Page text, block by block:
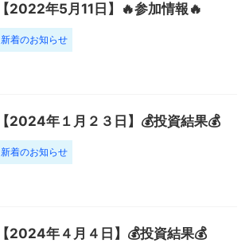
【2022年5月11日】🔥参加情報🔥
新着のお知らせ
【2024年１月２３日】💰投資結果💰
新着のお知らせ
【2024年４月４日】💰投資結果💰